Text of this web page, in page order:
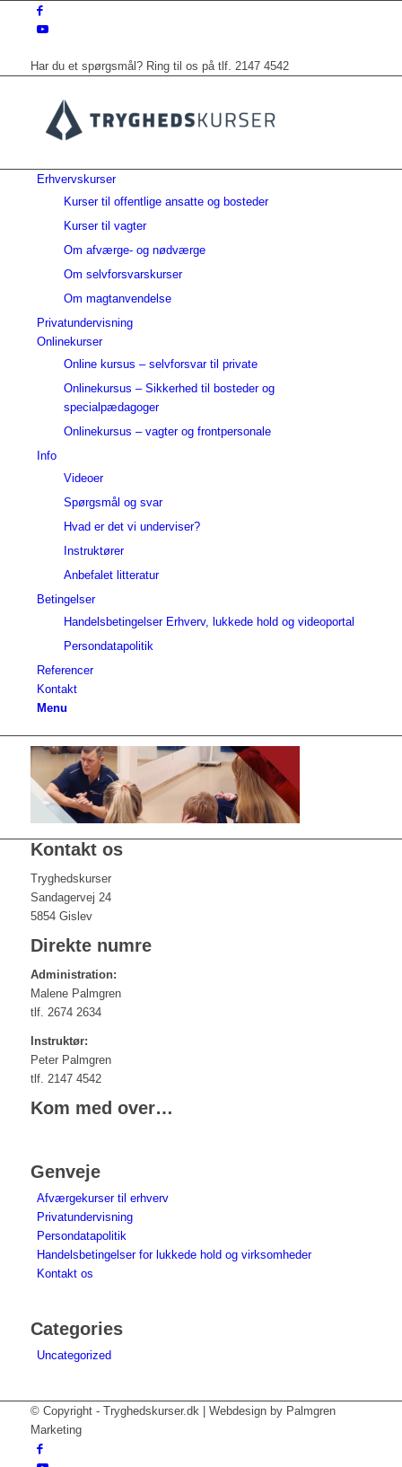
Har du et spørgsmål? Ring til os på tlf. 2147 4542
Erhvervskurser
Kurser til offentlige ansatte og bosteder
Kurser til vagter
Om afværge- og nødværge
Om selvforsvarskurser
Om magtanvendelse
Privatundervisning
Onlinekurser
Online kursus – selvforsvar til private
Onlinekursus – Sikkerhed til bosteder og
specialpædagoger
Onlinekursus – vagter og frontpersonale
Info
Videoer
Spørgsmål og svar
Hvad er det vi underviser?
Instruktører
Anbefalet litteratur
Betingelser
Handelsbetingelser Erhverv, lukkede hold og videoportal
Persondatapolitik
Referencer
Kontakt
Menu
Kontakt os
Tryghedskurser
Sandagervej 24
5854 Gislev
Direkte numre
Administration:
Malene Palmgren
tlf. 2674 2634
Instruktør:
Peter Palmgren
tlf. 2147 4542
Kom med over…
Genveje
Afværgekurser til erhverv
Privatundervisning
Persondatapolitik
Handelsbetingelser for lukkede hold og virksomheder
Kontakt os
Categories
Uncategorized
© Copyright - Tryghedskurser.dk | Webdesign by Palmgren
Marketing